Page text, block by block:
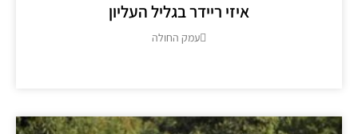
איזי ריידר בגליל העליון
עמק החולה